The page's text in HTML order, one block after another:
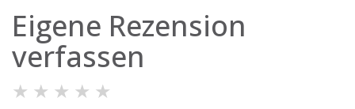
Eigene Rezension
verfassen
★ ★ ★ ★ ★